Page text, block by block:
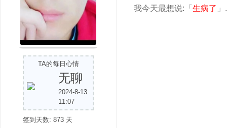
TA的每日心情
无聊
2024-8-13
11:07
签到天数: 873 天
我今天最想说:「 生病了 」.